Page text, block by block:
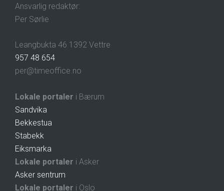
Ansvarlig redaktør:
Per Sørlie
Leangbukta 46 1392 Vettre
957 48 654
per@timeoffice.no
Lokale portaler i Bærum
Sandvika
Bekkestua
Stabekk
Eiksmarka
Lokale portaler i Asker
Asker sentrum
Lokale portaler i Oslo